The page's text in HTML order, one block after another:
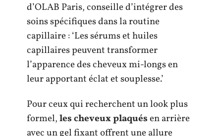
d’OLAB Paris, conseille d’intégrer des
soins spécifiques dans la routine
capillaire : ‘Les sérums et huiles
capillaires peuvent transformer
l’apparence des cheveux mi-longs en
leur apportant éclat et souplesse.’
Pour ceux qui recherchent un look plus
formel,les cheveux plaquésen arrière
avec un gel fixant offrent une allure